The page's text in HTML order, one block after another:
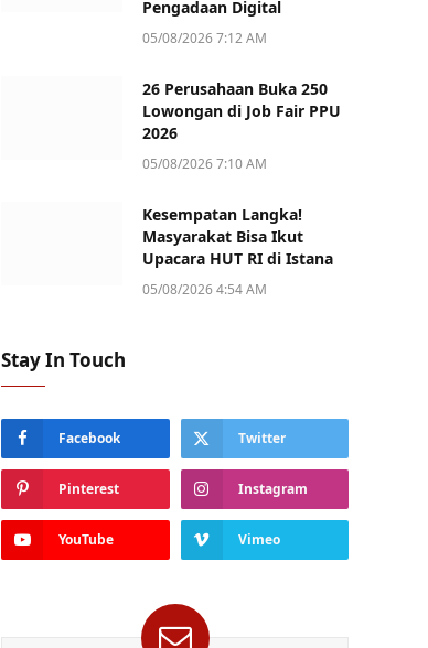
Pengadaan Digital
05/08/2026 7:12 AM
26 Perusahaan Buka 250
Lowongan di Job Fair PPU
2026
05/08/2026 7:10 AM
Kesempatan Langka!
Masyarakat Bisa Ikut
Upacara HUT RI di Istana
05/08/2026 4:54 AM
Stay In Touch
Facebook Twitter
Pinterest Instagram
YouTube Vimeo